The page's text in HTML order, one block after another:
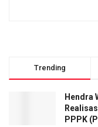
Trending
Hendra
PPPK